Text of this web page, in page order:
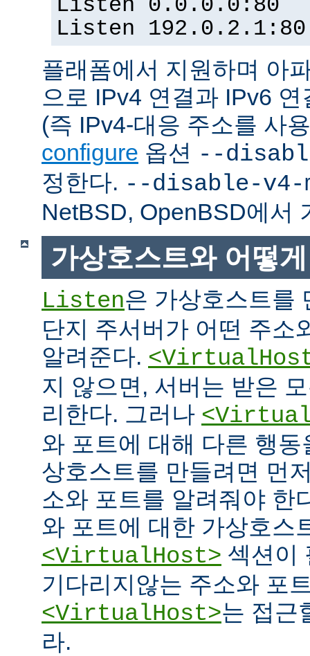
Listen 0.0.0.0:80
Listen 192.0.2.1:80
플래폼에서 지원하며 아
으로 IPv4 연결과 IPv6
(즉 IPv4-대응 주소를 사
configure 옵션 --
정한다. --disable-v4-
NetBSD, OpenBSD에서
가상호스트와 어떻
Listen은 가상호스트를
단지 주서버가 어떤 주소
알려준다.
지 않으면, 서버는 받은
리한다. 그러나
와 포트에 대해 다른 행
상호스트를 만들려면 먼
소와 포트를 알려줘야 한
와 포트에 대한 가상호스
<VirtualHost> 섹션이
기다리지않는 주소와 포
<VirtualHost>는 접근
라.